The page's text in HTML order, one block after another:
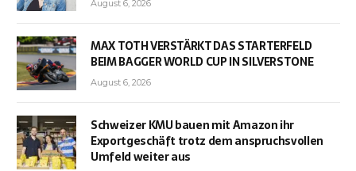
August 6, 2026
MAX TOTH VERSTÄRKT DAS STARTERFELD
BEIM BAGGER WORLD CUP IN SILVERSTONE
August 6, 2026
Schweizer KMU bauen mit Amazon ihr
Exportgeschäft trotz dem anspruchsvollen
Umfeld weiter aus